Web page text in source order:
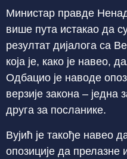
Министар правде
више пута истакао да
резултат дијалога са
која је, како је
Одбацио је наводе
верзије закона – једна
друга за посланике.
Вујић је такође навео
опозиције да